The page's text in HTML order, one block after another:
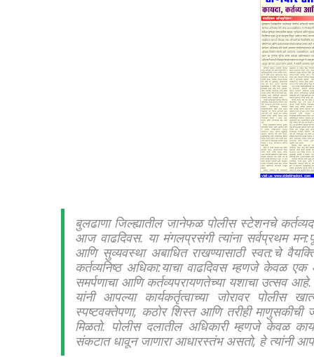
बुलढाणा जिल्ह्यातील जानेफळ पोलीस स्टेशनचे
आज वाढदिवस. या मंगलप्रसंगी त्यांना सर्वप्रथम
आणि सुव्यवस्था अबाधित राखण्यासाठी स्वत:चे
कर्तव्यनिष्ठ अधिका:याचा वाढदिवस म्हणजे केवळ
समर्पणाचा आणि कर्तव्यपरायणतेच्या यशाचा उत्सव
यांनी आपल्या कार्यकर्तृत्वाच्या जोरावर
स्पष्टवक्तेपणा, कठोर शिस्त आणि तरीही माणुसकीची
मिळतो. पोलीस दलातील अधिकारी म्हणजे केवळ
संकटात धावून जाणारा आधारस्तंभ असतो, हे त्यांनी